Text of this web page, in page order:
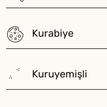
Kurabiye
Kuruyemişli